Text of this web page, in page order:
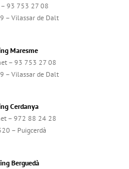
93 753 27 08
– Vilassar de Dalt
Maresme
– 93 753 27 08
– Vilassar de Dalt
Cerdanya
– 972 88 24 28
– Puigcerdà
Berguedà